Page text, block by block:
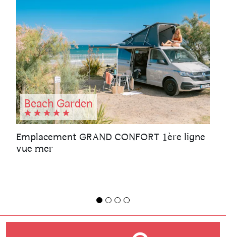
Beach Garden
Emplacement GRAND CONFORT 1ère ligne
vue mer